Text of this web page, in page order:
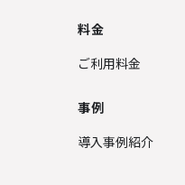
料金
ご利用料金
事例
導入事例紹介